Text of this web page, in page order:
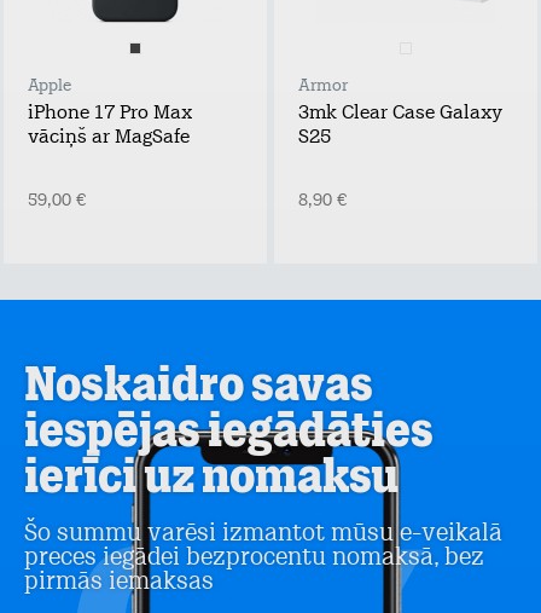
Apple
iPhone 17 Pro Max
vāciņš ar MagSafe
59,00 €
Armor
3mk Clear Case Galaxy
S25
8,90 €
Noskaidro savas
iespējas iegādāties
ierīci uz nomaksu
Šo summu varēsi izmantot mūsu e-veikalā
preces iegādei bezprocentu nomaksā, bez
pirmās iemaksas